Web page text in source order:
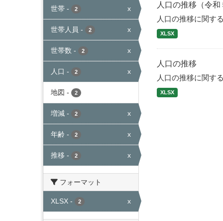
世帯 - 2 x
世帯人員 - 2 x
世帯数 - 2 x
人口 - 2 x
地図 - 2
増減 - 2 x
年齢 - 2 x
推移 - 2 x
フォーマット
XLSX - 2 x
人口の推移（令和
人口の推移に関す
XLSX
人口の推移
人口の推移に関す
XLSX